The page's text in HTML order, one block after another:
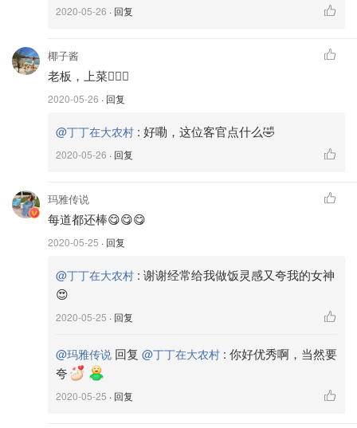
油、辣椒、冰糖等，再撒半把九层塔翻炒
4️⃣三杯味道出来后，下中卷，很快速的翻炒上色
5️⃣加入剩下的九层塔快速炒一下，即可关火起锅！
熟，下锅后快速翻炒一下就会熟的刚刚好，弹牙不费劲。
🚫做三杯鸡关火后可以稍微闷锅 或用米酒呛锅，逼出香
味。中卷不建议这么做，因为中卷闷太老就嚼不动了😂
2020-05-26 · 回复
椰子酱
老板，上菜🙋🏻‍♀️
2020-05-26 · 回复
@丁丁在大农村 : 好嘞，这位客官点什么🤣
2020-05-26 · 回复
玛雅传说
每道都还棒😋😋😋
2020-05-25 · 回复
@丁丁在大农村 : 谢谢经常给我做饭灵感又夸我的女神
😍
2020-05-25 · 回复
@玛雅传说 回复 @丁丁在大农村 : 你好优秀啊，当然要
夸
2020-05-25 · 回复